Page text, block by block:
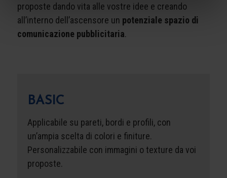
proposte dando vita alle vostre idee e creando
all’interno dell’ascensore un potenziale spazio di
comunicazione pubblicitaria.
BASIC
Applicabile su pareti, bordi e profili, con
un’ampia scelta di colori e finiture.
Personalizzabile con immagini o texture da voi
proposte.